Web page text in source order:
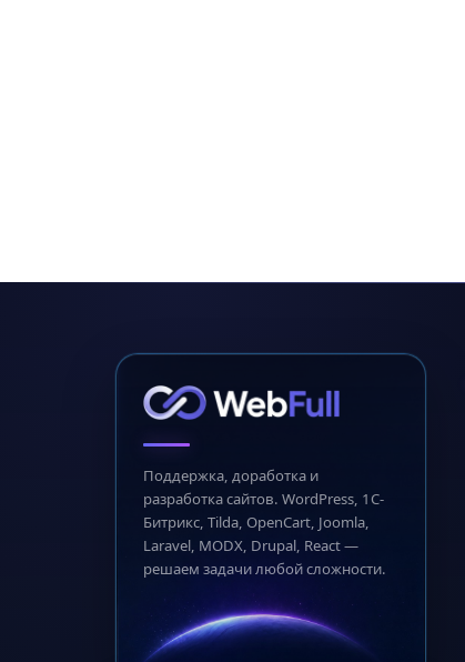
Поддержка, доработка и
разработка сайтов. WordPress, 1С-
Битрикс, Tilda, OpenCart, Joomla,
Laravel, MODX, Drupal, React —
решаем задачи любой сложности.